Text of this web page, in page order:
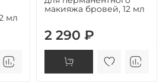
мл
макияжа бровей, 12 мл
2 290 ₽